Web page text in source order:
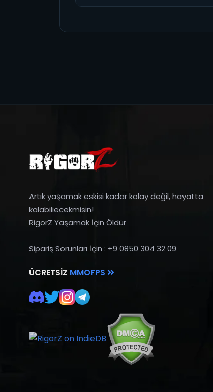
Artık yaşamak eskisi kadar kolay değil, hayatta
kalabiliecekmisin!
RigorZ Yaşamak İçin Öldür
Sipariş Sorunları İçin : +9 0850 304 32 09
ÜCRETSIZ MMOFPS